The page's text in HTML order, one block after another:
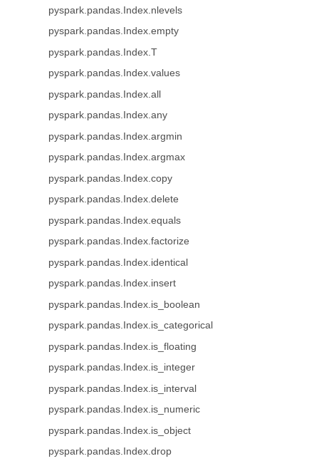
pyspark.pandas.Index.nlevels
pyspark.pandas.Index.empty
pyspark.pandas.Index.T
pyspark.pandas.Index.values
pyspark.pandas.Index.all
pyspark.pandas.Index.any
pyspark.pandas.Index.argmin
pyspark.pandas.Index.argmax
pyspark.pandas.Index.copy
pyspark.pandas.Index.delete
pyspark.pandas.Index.equals
pyspark.pandas.Index.factorize
pyspark.pandas.Index.identical
pyspark.pandas.Index.insert
pyspark.pandas.Index.is_boolean
pyspark.pandas.Index.is_categorical
pyspark.pandas.Index.is_floating
pyspark.pandas.Index.is_integer
pyspark.pandas.Index.is_interval
pyspark.pandas.Index.is_numeric
pyspark.pandas.Index.is_object
pyspark.pandas.Index.drop